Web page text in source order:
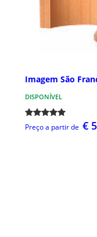
Imagem São
DISPONÍVEL
Preço a partir de €